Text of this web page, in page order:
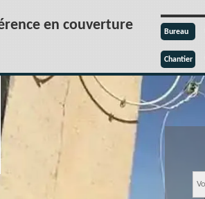
en couverture Bureau
Chantier